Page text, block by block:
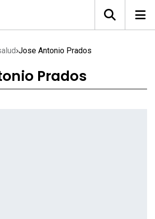
Jose Antonio Prados
Prados